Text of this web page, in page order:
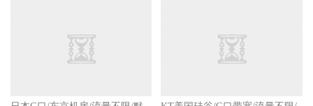
美国G口/5TB流量每月/4核4线
程/32G内存/1TB磁盘/特价G口服